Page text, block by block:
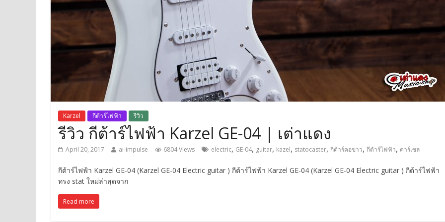
Karzel กีต้าร์ไฟฟ้า รีวิว
รีวิว กีต้าร์ไฟฟ้า Karzel GE-04 | เต่าแดง
April 20, 2017 ai-impulse 6804 Views electric, GE-04, guitar, kazel, statocaster, กีต้าร์คอขาว, กีต้าร์ไฟฟ้า, คาร์เซล
กีต้าร์ไฟฟ้า Karzel GE-04 (Karzel GE-04 Electric guitar ) กีต้าร์ไฟฟ้า Karzel GE-04 (Karzel GE-04 Electric guitar ) กีต้าร์ไฟฟ้า
ทรง stat ใหม่ล่าสุดจาก
Read more